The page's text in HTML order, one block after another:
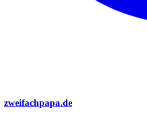
zweifachpapa.de